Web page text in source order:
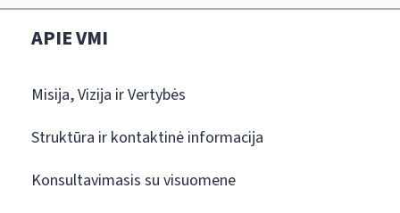
APIE VMI
Misija, Vizija ir Vertybės
Struktūra ir kontaktinė informacija
Konsultavimasis su visuomene